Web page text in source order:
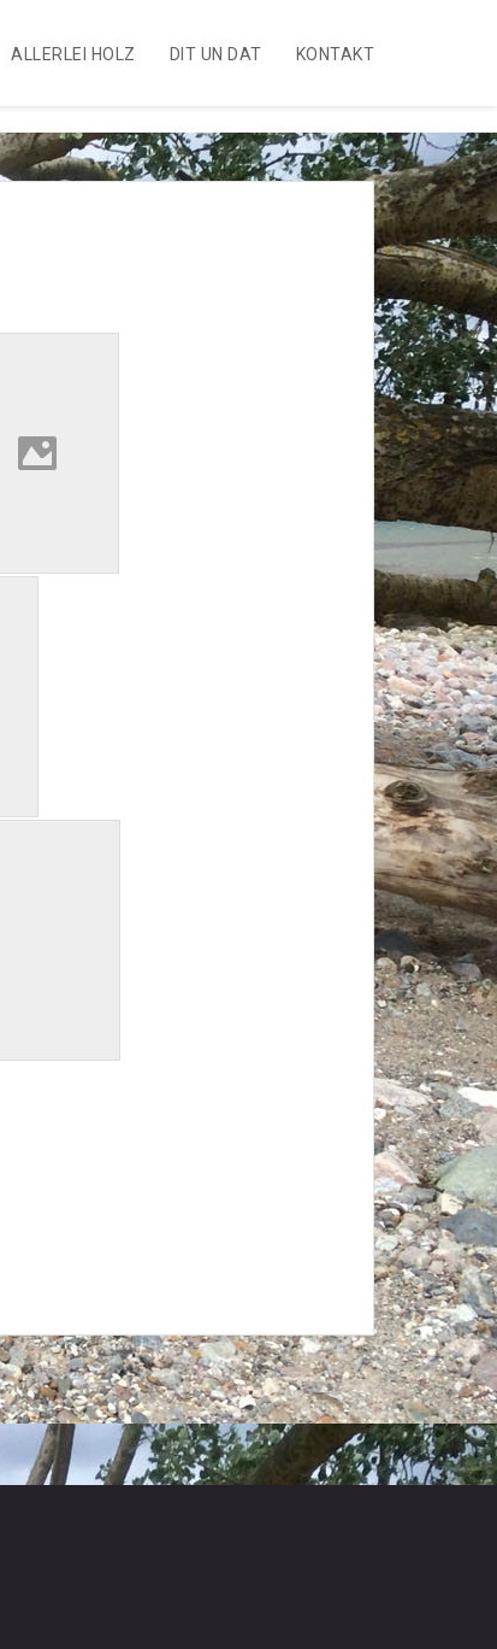
ALLERLEI HOLZ DIT UN DAT KONTAKT